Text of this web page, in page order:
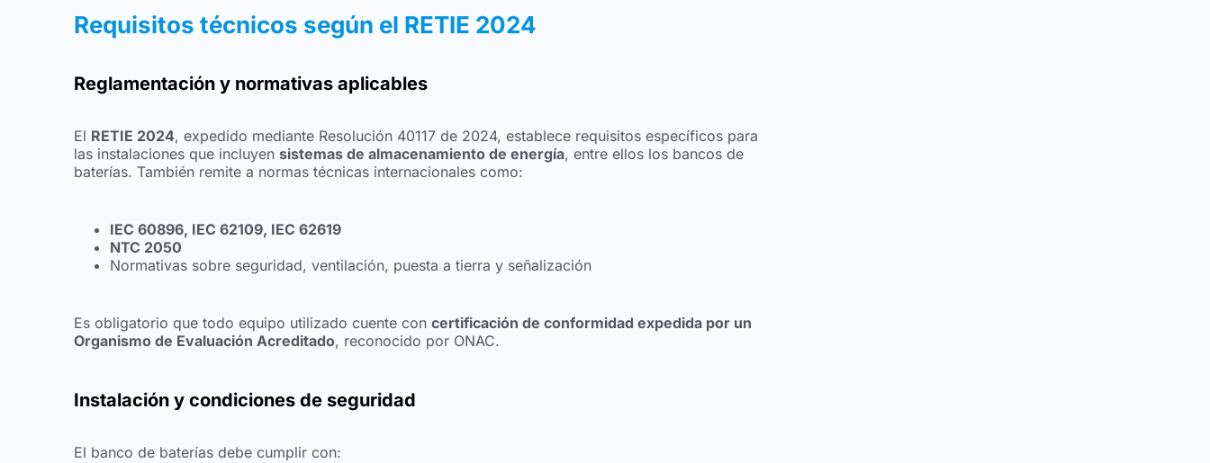
Requisitos técnicos según el RETIE 2024
Reglamentación y normativas aplicables
El RETIE 2024, expedido mediante Resolución 40117 de 2024, establece requisitos específicos para
las instalaciones que incluyen sistemas de almacenamiento de energía, entre ellos los bancos de
baterías. También remite a normas técnicas internacionales como:
IEC 60896, IEC 62109, IEC 62619
NTC 2050
Normativas sobre seguridad, ventilación, puesta a tierra y señalización
Es obligatorio que todo equipo utilizado cuente con certificación de conformidad expedida por un
Organismo de Evaluación Acreditado, reconocido por ONAC.
Instalación y condiciones de seguridad
El banco de baterías debe cumplir con: